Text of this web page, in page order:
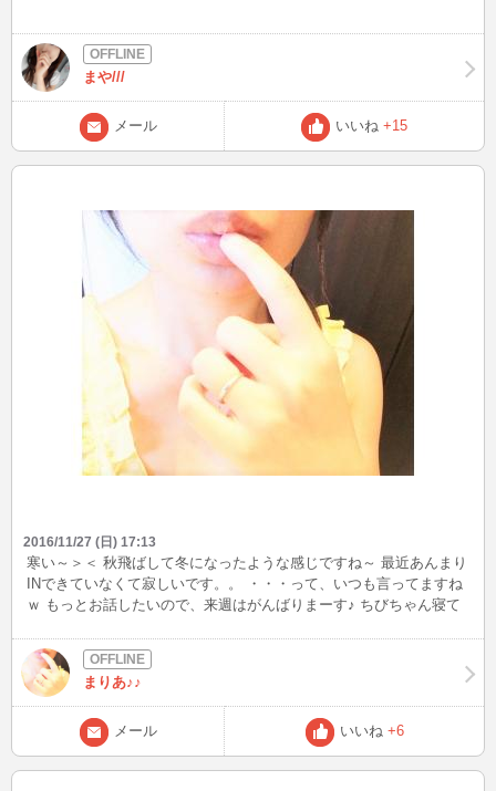
まや///
メール いいね +15
2016/11/27 (日) 17:13
寒い～＞＜ 秋飛ばして冬になったような感じですね～ 最近あんまり
INできていなくて寂しいです。。 ・・・って、いつも言ってますね
ｗ もっとお話したいので、来週はがんばりまーす♪ ちびちゃん寝て
まりあ♪♪
メール いいね +6